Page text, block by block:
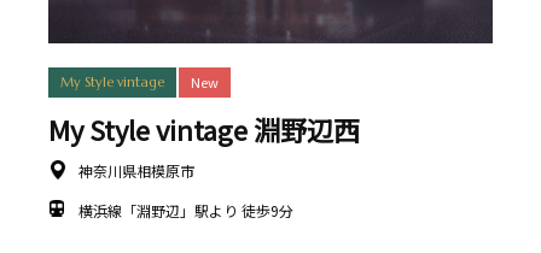
My Style vintage New
My Style vintage 淵野辺西
神奈川県相模原市
横浜線「淵野辺」駅より 徒歩9分